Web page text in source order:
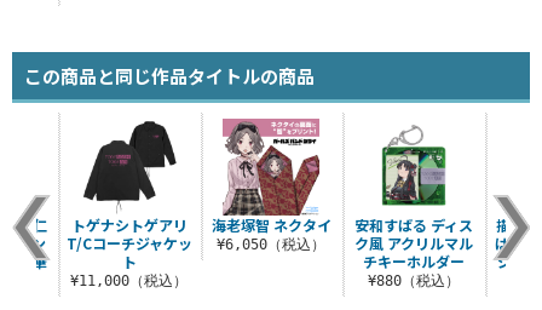
この商品と同じ作品タイトルの商品
海老塚智 ネクタイ
¥6,050（税込）
安和すばる ディス
ク風 アクリルマル
チキーホルダー
¥880（税込）
描き
ばる
ジ 爆
芹仁
タン
の華
トゲナシトゲアリ
T/Cコーチジャケッ
ト
¥11,000（税込）